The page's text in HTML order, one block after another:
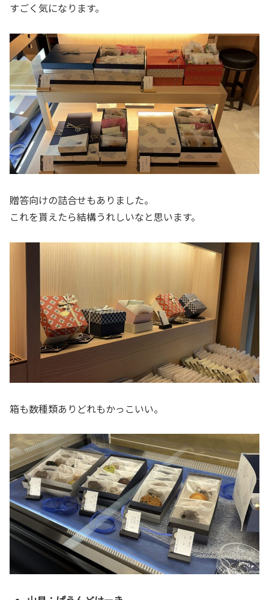
すごく気になります。
贈答向けの詰合せもありました。
これを貰えたら結構うれしいなと思います。
箱も数種類ありどれもかっこいい。